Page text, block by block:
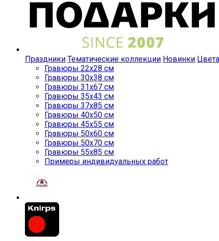
Праздники Тематические коллекции Новинки Цвета
Гравюры 22x28 см
Гравюры 30x38 см
Гравюры 31x67 см
Гравюры 35x43 см
Гравюры 37x85 см
Гравюры 40x50 см
Гравюры 45x55 см
Гравюры 50x60 см
Гравюры 50x70 см
Гравюры 55x85 см
Примеры индивидуальных работ